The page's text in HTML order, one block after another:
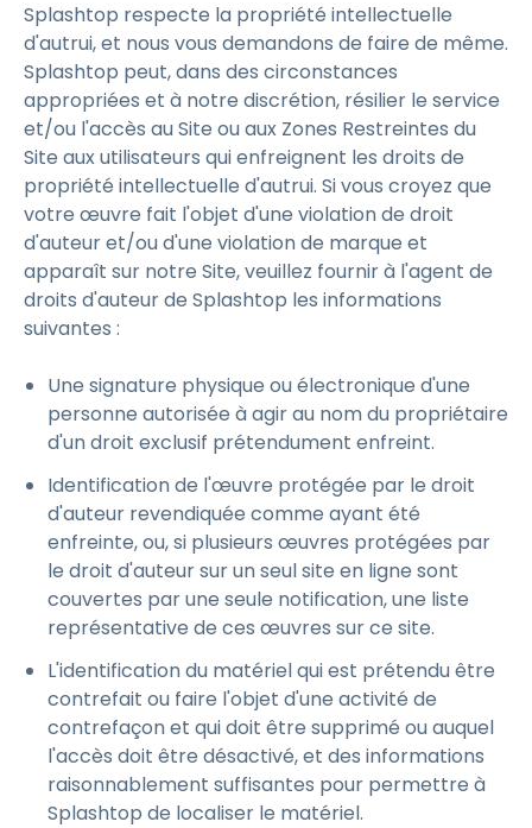
Splashtop respecte la propriété intellectuelle
d'autrui, et nous vous demandons de faire de même.
Splashtop peut, dans des circonstances
appropriées et à notre discrétion, résilier le service
et/ou l'accès au Site ou aux Zones Restreintes du
Site aux utilisateurs qui enfreignent les droits de
propriété intellectuelle d'autrui. Si vous croyez que
votre œuvre fait l'objet d'une violation de droit
d'auteur et/ou d'une violation de marque et
apparaît sur notre Site, veuillez fournir à l'agent de
droits d'auteur de Splashtop les informations
suivantes :
Une signature physique ou électronique d'une
personne autorisée à agir au nom du propriétaire
d'un droit exclusif prétendument enfreint.
Identification de l'œuvre protégée par le droit
d'auteur revendiquée comme ayant été
enfreinte, ou, si plusieurs œuvres protégées par
le droit d'auteur sur un seul site en ligne sont
couvertes par une seule notification, une liste
représentative de ces œuvres sur ce site.
L'identification du matériel qui est prétendu être
contrefait ou faire l'objet d'une activité de
contrefaçon et qui doit être supprimé ou auquel
l'accès doit être désactivé, et des informations
raisonnablement suffisantes pour permettre à
Splashtop de localiser le matériel.